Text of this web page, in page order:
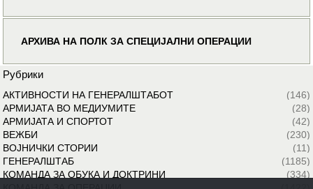
АРХИВА НА ПОЛК ЗА СПЕЦИЈАЛНИ ОПЕРАЦИИ
Рубрики
АКТИВНОСТИ НА ГЕНЕРАЛШТАБОТ
(146)
АРМИЈАТА ВО МЕДИУМИТЕ
(28)
АРМИЈАТА И СПОРТОТ
(42)
ВЕЖБИ
(230)
ВОЈНИЧКИ СТОРИИ
(11)
ГЕНЕРАЛШТАБ
(1185)
КОМАНДА ЗА ОБУКА И ДОКТРИНИ
(334)